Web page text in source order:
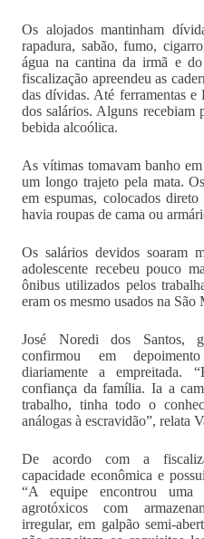
Os alojados mantinham
rapadura, sabão, fumo,
água na cantina da irmã e
fiscalização apreendeu as
das dívidas. Até ferramentas e
dos salários. Alguns recebiam
bebida alcoólica.
As vítimas tomavam banho
um longo trajeto pela mata.
em espumas, colocados
havia roupas de cama ou
Os salários devidos soaram
adolescente recebeu pouco
ônibus utilizados pelos
eram os mesmo usados na São
José Noredi dos Santos,
confirmou em
diariamente a empreitada.
confiança da família. Ia a
trabalho, tinha todo o
análogas à escravidão”, relata
De acordo com a
capacidade econômica e
“A equipe encontrou uma
agrotóxicos com
irregular, em galpão semi-